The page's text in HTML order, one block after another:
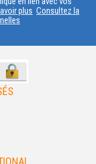
plus Consultez la